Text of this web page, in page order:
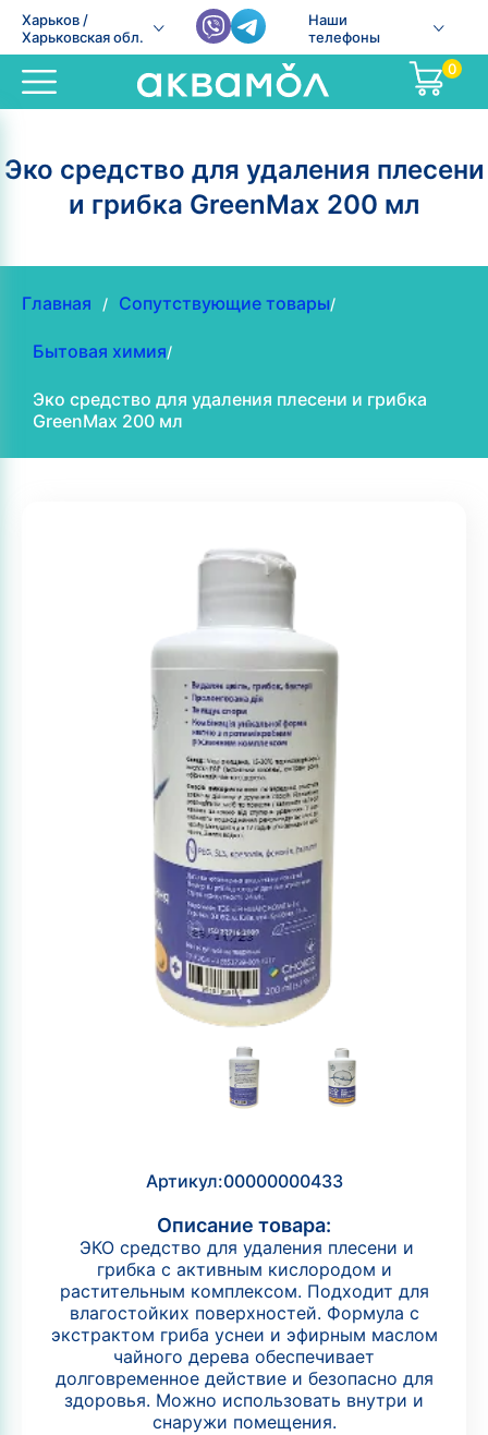
Харьков /
Харьковская обл.
Наши
телефоны
0
Эко средство для удаления плесени
и грибка GreenMax 200 мл
Главная / Сопутствующие товары/
Бытовая химия/
Эко средство для удаления плесени и грибка
GreenMax 200 мл
Артикул:00000000433
Описание товара:
ЭКО средство для удаления плесени и
грибка с активным кислородом и
растительным комплексом. Подходит для
влагостойких поверхностей. Формула с
экстрактом гриба уснеи и эфирным маслом
чайного дерева обеспечивает
долговременное действие и безопасно для
здоровья. Можно использовать внутри и
снаружи помещения.